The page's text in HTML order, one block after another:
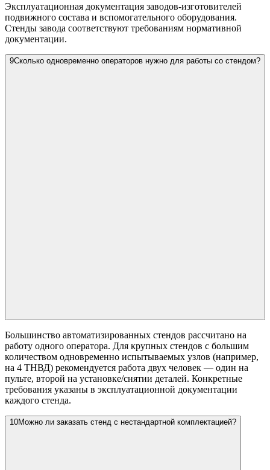
Эксплуатационная документация заводов-изготовителей
подвижного состава и вспомогательного оборудования.
Стенды завода соответствуют требованиям нормативной
документации.
9Сколько одновременно операторов нужно для работы со стендом?
Большинство автоматизированных стендов рассчитано на
работу одного оператора. Для крупных стендов с большим
количеством одновременно испытываемых узлов (например,
на 4 ТНВД) рекомендуется работа двух человек — один на
пульте, второй на установке/снятии деталей. Конкретные
требования указаны в эксплуатационной документации
каждого стенда.
10Можно ли заказать стенд с нестандартной комплектацией?